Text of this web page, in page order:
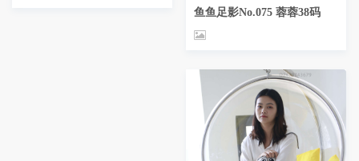
鱼鱼足影No.075 蓉蓉38码